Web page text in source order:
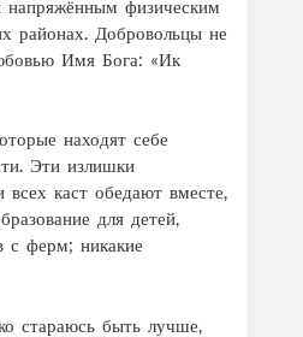
напряжённым физическим
районах. Добровольцы не
Имя Бога: «Ик
находят себе
Эти излишки
каст обедают вместе,
для детей,
с ферм; никакие
стараюсь быть лучше,